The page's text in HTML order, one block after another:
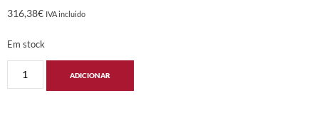
316,38€ IVA incluido
Em stock
ADICIONAR